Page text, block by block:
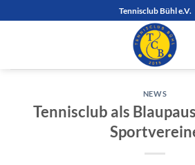
Inhalt
Tennisclub Bühl e.V.
NEWS
Tennisclub als